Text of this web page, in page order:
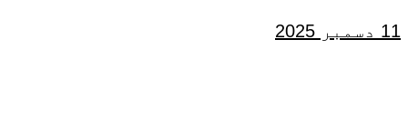
11 دسمبر 2025